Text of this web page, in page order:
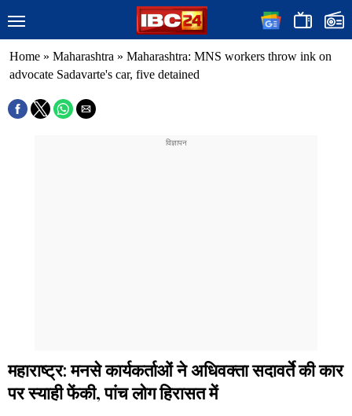
Home » Maharashtra » Maharashtra: MNS workers throw ink on
advocate Sadavarte's car, five detained
महाराष्ट्र: मनसे कार्यकर्ताओं ने अधिवक्ता सदावर्ते की कार
पर स्याही फेंकी, पांच लोग हिरासत में